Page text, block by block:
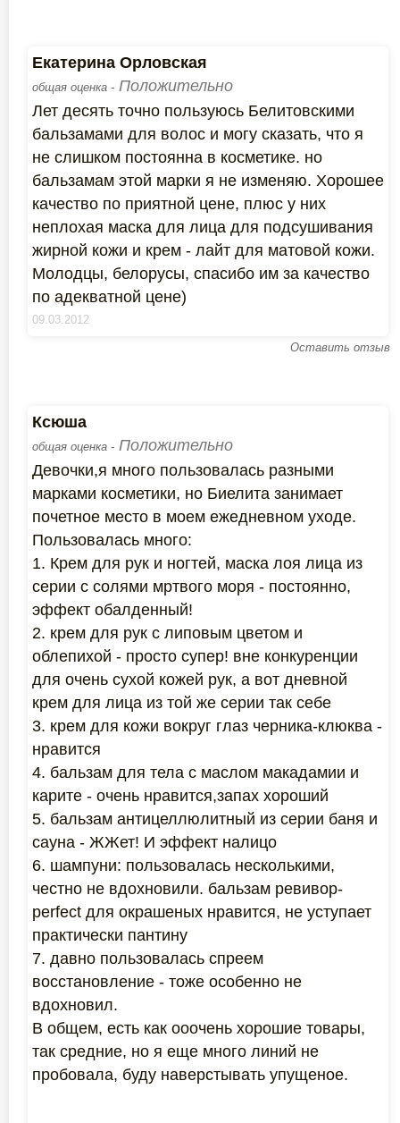
Екатерина Орловская
общая оценка - Положительно
Лет десять точно пользуюсь Белитовскими
бальзамами для волос и могу сказать, что я
не слишком постоянна в косметике. но
бальзамам этой марки я не изменяю. Хорошее
качество по приятной цене, плюс у них
неплохая маска для лица для подсушивания
жирной кожи и крем - лайт для матовой кожи.
Молодцы, белорусы, спасибо им за качество
по адекватной цене)
09.03.2012
Оставить отзыв
Ксюша
общая оценка - Положительно
Девочки,я много пользовалась разными
марками косметики, но Биелита занимает
почетное место в моем ежедневном уходе.
Пользовалась много:
1. Крем для рук и ногтей, маска лоя лица из
серии с солями мртвого моря - постоянно,
эффект обалденный!
2. крем для рук с липовым цветом и
облепихой - просто супер! вне конкуренции
для очень сухой кожей рук, а вот дневной
крем для лица из той же серии так себе
3. крем для кожи вокруг глаз черника-клюква -
нравится
4. бальзам для тела с маслом макадамии и
карите - очень нравится,запах хороший
5. бальзам антицеллюлитный из серии баня и
сауна - ЖЖет! И эффект налицо
6. шампуни: пользовалась несколькими,
честно не вдохновили. бальзам ревивор-
perfect для окрашеных нравится, не уступает
практически пантину
7. давно пользовалась спреем
восстановление - тоже особенно не
вдохновил.
В общем, есть как ооочень хорошие товары,
так средние, но я еще много линий не
пробовала, буду наверстывать упущеное.